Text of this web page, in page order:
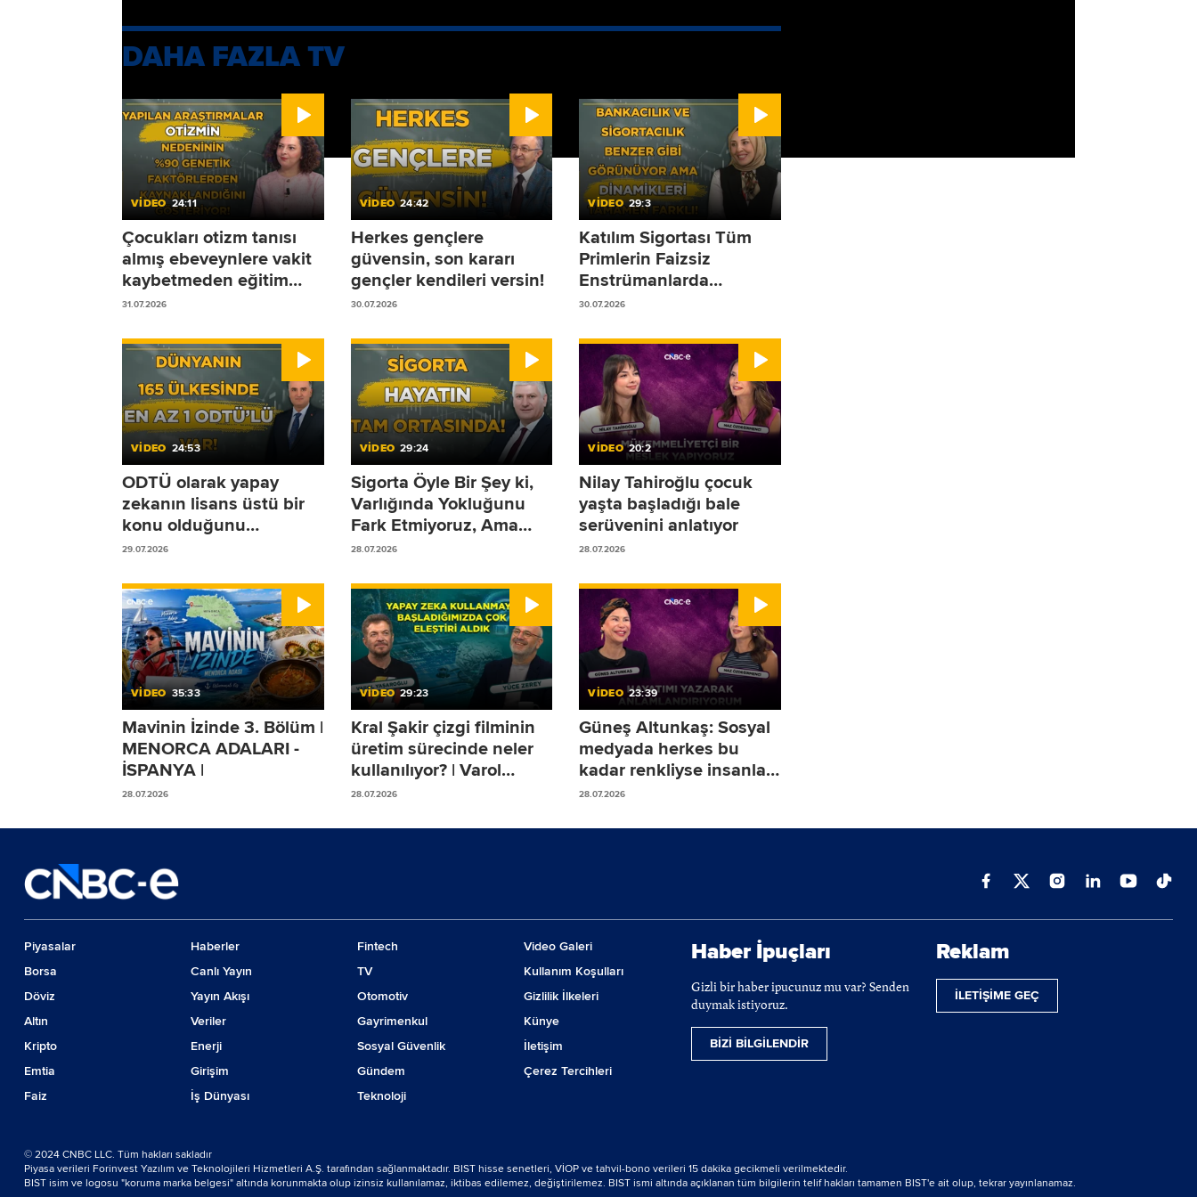
DAHA FAZLA TV
VİDEO 24:11
Çocukları otizm tanısı
almış ebeveynlere vakit
kaybetmeden eğitim
sürecine başlamalarını
31.07.2026
VİDEO 24:42
Herkes gençlere
güvensin, son kararı
gençler kendileri versin!
30.07.2026
VİDEO 29:3
Katılım Sigortası Tüm
Primlerin Faizsiz
Enstrümanlarda
Değerlendirilmesidir!
30.07.2026
VİDEO 24:53
ODTÜ olarak yapay
zekanın lisans üstü bir
konu olduğunu
düşünüyoruz!
29.07.2026
VİDEO 29:24
Sigorta Öyle Bir Şey ki,
Varlığında Yokluğunu
Fark Etmiyoruz, Ama
Olmadığında Sistemler
28.07.2026
VİDEO 20:2
Nilay Tahiroğlu çocuk
yaşta başladığı bale
serüvenini anlatıyor
28.07.2026
VİDEO 35:33
Mavinin İzinde 3. Bölüm |
MENORCA ADALARI -
İSPANYA |
28.07.2026
VİDEO 29:23
Kral Şakir çizgi filminin
üretim sürecinde neler
kullanılıyor? | Varol
Yaşaroğlu
28.07.2026
VİDEO 23:39
Güneş Altunkaş: Sosyal
medyada herkes bu
kadar renkliyse insanlar
sokakta neden mutsuz?
28.07.2026
Piyasalar
Borsa
Döviz
Altın
Kripto
Emtia
Faiz
Haberler
Canlı Yayın
Yayın Akışı
Veriler
Enerji
Girişim
İş Dünyası
Fintech
TV
Otomotiv
Gayrimenkul
Sosyal Güvenlik
Gündem
Teknoloji
Video Galeri
Kullanım Koşulları
Gizlilik İlkeleri
Künye
İletişim
Çerez Tercihleri
Haber İpuçları
Gizli bir haber ipucunuz mu var? Senden
duymak istiyoruz.
BİZİ BİLGİLENDİR
Reklam
İLETİŞİME GEÇ
© 2024 CNBC LLC. Tüm hakları sakladır
Piyasa verileri Forinvest Yazılım ve Teknolojileri Hizmetleri A.Ş. tarafından sağlanmaktadır. BIST hisse senetleri, VİOP ve tahvil-bono verileri 15 dakika gecikmeli verilmektedir.
BIST isim ve logosu "koruma marka belgesi" altında korunmakta olup izinsiz kullanılamaz, iktibas edilemez, değiştirilemez. BIST ismi altında açıklanan tüm bilgilerin telif hakları tamamen BIST'e ait olup, tekrar yayınlanamaz.